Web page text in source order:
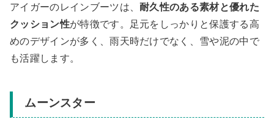
アイガーのレインブーツは、耐久性のある素材と優れた
クッション性が特徴です。足元をしっかりと保護する高
めのデザインが多く、雨天時だけでなく、雪や泥の中で
も活躍します。
ムーンスター